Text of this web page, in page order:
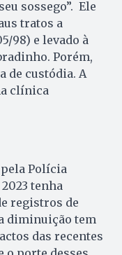
sossego”. Ele
tratos a
98) e levado à
Porém,
de custódia. A
clínica
Polícia
tenha
registros de
diminuição tem
das recentes